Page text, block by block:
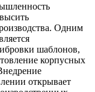
Одним
шаблонов,
корпусных
открывает